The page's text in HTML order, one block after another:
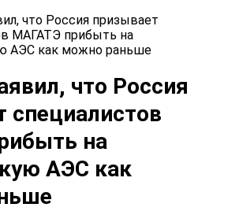
что Россия призывает
МАГАТЭ прибыть на
АЭС как можно раньше
что Россия
специалистов
на
АЭС как